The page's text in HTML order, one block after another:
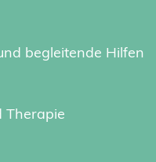
begleitende Hilfen
Therapie